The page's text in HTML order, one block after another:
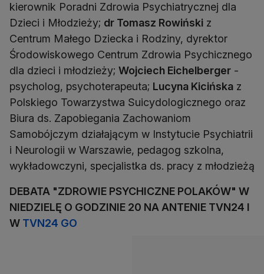
kierownik Poradni Zdrowia Psychiatrycznej dla
Dzieci i Młodzieży; dr Tomasz Rowiński z
Centrum Małego Dziecka i Rodziny, dyrektor
Środowiskowego Centrum Zdrowia Psychicznego
dla dzieci i młodzieży; Wojciech Eichelberger -
psycholog, psychoterapeuta; Lucyna Kicińska z
Polskiego Towarzystwa Suicydologicznego oraz
Biura ds. Zapobiegania Zachowaniom
Samobójczym działającym w Instytucie Psychiatrii
i Neurologii w Warszawie, pedagog szkolna,
wykładowczyni, specjalistka ds. pracy z młodzieżą
DEBATA "ZDROWIE PSYCHICZNE POLAKÓW" W
NIEDZIELĘ O GODZINIE 20 NA ANTENIE TVN24 I
W TVN24 GO